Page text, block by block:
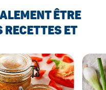
ÊTRE
RECETTES ET